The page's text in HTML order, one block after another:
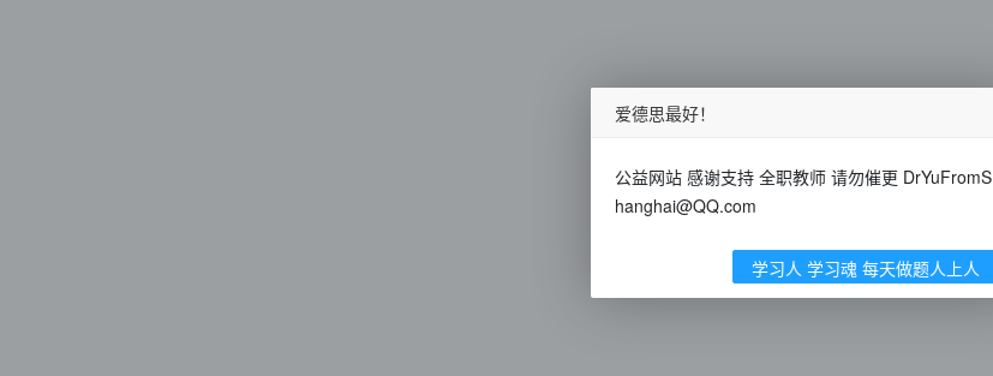
爱德思最好！
公益网站 感谢支持 全职教师 请勿催更 DrYuFromS
hanghai@QQ.com
学习人 学习魂 每天做题人上人